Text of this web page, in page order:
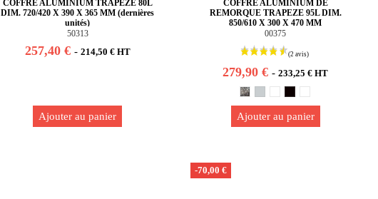
COFFRE ALUMINIUM TRAPÈZE 80L
DIM. 720/420 X 390 X 365 MM (dernières
unités)
50313
257,40 € - 214,50 € HT
Ajouter au panier
COFFRE ALUMINIUM DE
REMORQUE TRAPEZE 95L DIM.
850/610 X 300 X 470 MM
00375
279,90 €-233,25 € HT
Ajouter au panier
-70,00 €